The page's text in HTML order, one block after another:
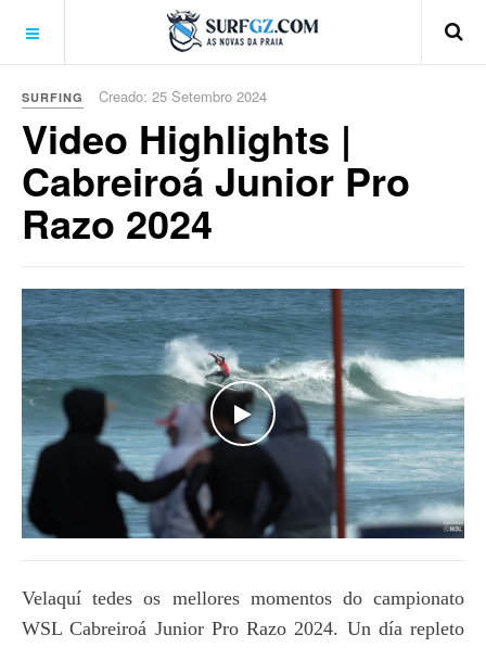
SURFING Creado: 25 Setembro 2024
Video Highlights |
Cabreiroá Junior Pro
Razo 2024
WATCH THE VIDEO
Velaquí tedes os mellores momentos do campionato
WSL Cabreiroá Junior Pro Razo 2024. Un día repleto